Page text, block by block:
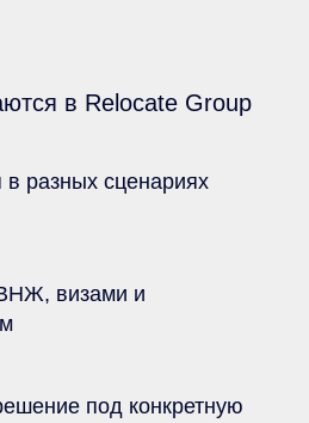
в Relocate Group
в разных сценариях
визами и
под конкретную